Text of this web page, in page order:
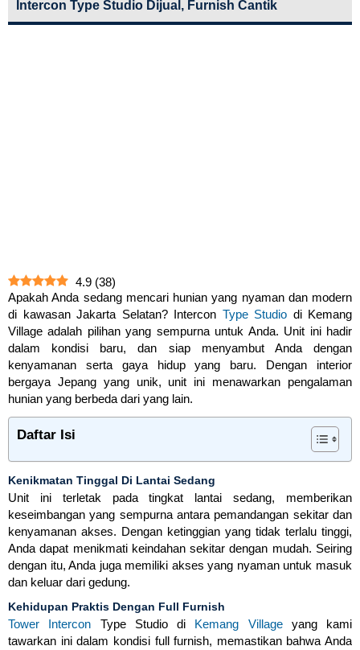
Intercon Type Studio Dijual, Furnish Cantik
4.9 (38)
Apakah Anda sedang mencari hunian yang nyaman dan modern
di kawasan Jakarta Selatan? Intercon Type Studio di Kemang
Village adalah pilihan yang sempurna untuk Anda. Unit ini hadir
dalam kondisi baru, dan siap menyambut Anda dengan
kenyamanan serta gaya hidup yang baru. Dengan interior
bergaya Jepang yang unik, unit ini menawarkan pengalaman
hunian yang berbeda dari yang lain.
Daftar Isi
Kenikmatan Tinggal Di Lantai Sedang
Unit ini terletak pada tingkat lantai sedang, memberikan
keseimbangan yang sempurna antara pemandangan sekitar dan
kenyamanan akses. Dengan ketinggian yang tidak terlalu tinggi,
Anda dapat menikmati keindahan sekitar dengan mudah. Seiring
dengan itu, Anda juga memiliki akses yang nyaman untuk masuk
dan keluar dari gedung.
Kehidupan Praktis Dengan Full Furnish
Tower Intercon Type Studio di Kemang Villageyang kami
tawarkan ini dalam kondisi full furnish, memastikan bahwa Anda